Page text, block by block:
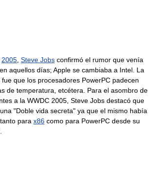
2005, Steve Jobs confirmó el rumor que venía
aquellos días; Apple se cambiaba a Intel. La
que los procesadores PowerPC padecen
de temperatura, etcétera. Para el asombro de
a la WWDC 2005, Steve Jobs destacó que
"Doble vida secreta" ya que el mismo había
para x86 como para PowerPC desde su